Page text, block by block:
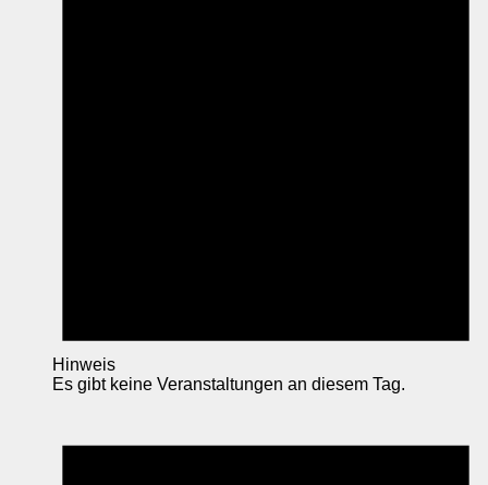
Hinweis
Es gibt keine Veranstaltungen an diesem Tag.